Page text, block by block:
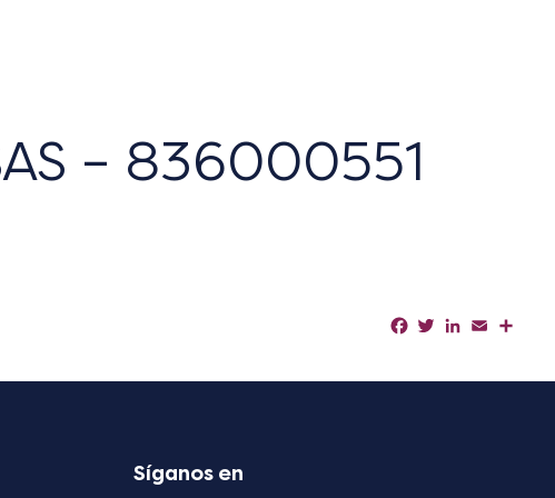
– 836000551
Facebook
TwitterLinkedIn
Email
Síganos en